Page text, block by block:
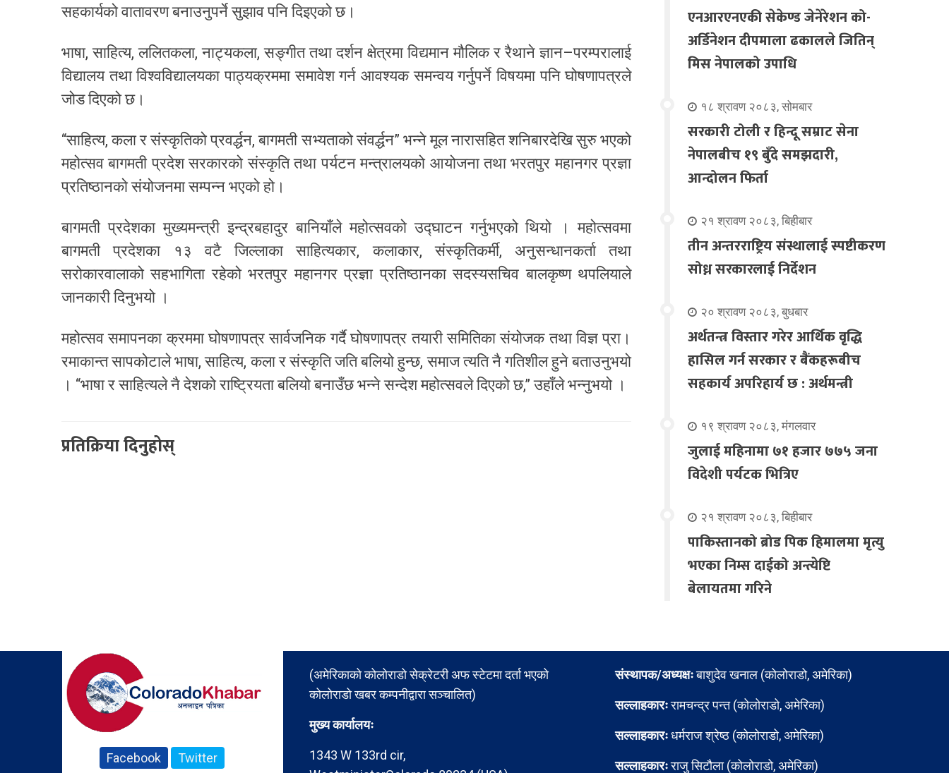
सहकार्यको वातावरण बनाउनुपर्ने सुझाव पनि दिइएको छ।
भाषा, साहित्य, ललितकला, नाट्यकला, सङ्गीत तथा दर्शन क्षेत्रमा विद्यमान मौलिक र रैथाने ज्ञान–परम्परालाई
विद्यालय तथा विश्वविद्यालयका पाठ्यक्रममा समावेश गर्न आवश्यक समन्वय गर्नुपर्ने विषयमा पनि घोषणापत्रले
जोड दिएको छ।
“साहित्य, कला र संस्कृतिको प्रवर्द्धन, बागमती सभ्यताको संवर्द्धन” भन्ने मूल नारासहित शनिबारदेखि सुरु भएको
महोत्सव बागमती प्रदेश सरकारको संस्कृति तथा पर्यटन मन्त्रालयको आयोजना तथा भरतपुर महानगर प्रज्ञा
प्रतिष्ठानको संयोजनमा सम्पन्न भएको हो।
बागमती प्रदेशका मुख्यमन्त्री इन्द्रबहादुर बानियाँले महोत्सवको उद्घाटन गर्नुभएको थियो । महोत्सवमा
बागमती प्रदेशका १३ वटै जिल्लाका साहित्यकार, कलाकार, संस्कृतिकर्मी, अनुसन्धानकर्ता तथा
सरोकारवालाको सहभागिता रहेको भरतपुर महानगर प्रज्ञा प्रतिष्ठानका सदस्यसचिव बालकृष्ण थपलियाले
जानकारी दिनुभयो ।
महोत्सव समापनका क्रममा घोषणापत्र सार्वजनिक गर्दै घोषणापत्र तयारी समितिका संयोजक तथा विज्ञ प्रा।
रमाकान्त सापकोटाले भाषा, साहित्य, कला र संस्कृति जति बलियो हुन्छ, समाज त्यति नै गतिशील हुने बताउनुभयो
। “भाषा र साहित्यले नै देशको राष्ट्रियता बलियो बनाउँछ भन्ने सन्देश महोत्सवले दिएको छ,” उहाँले भन्नुभयो ।
प्रतिक्रिया दिनुहोस्
एनआरएनएकी सेकेण्ड जेनेरेशन को-
अर्डिनेशन दीपमाला ढकालले जितिन्
मिस नेपालको उपाधि
१८ श्रावण २०८३, सोमबार
सरकारी टोली र हिन्दू सम्राट सेना
नेपालबीच १९ बुँदे समझदारी,
आन्दोलन फिर्ता
२१ श्रावण २०८३, बिहीबार
तीन अन्तरराष्ट्रिय संस्थालाई स्पष्टीकरण
सोध्न सरकारलाई निर्देशन
२० श्रावण २०८३, बुधबार
अर्थतन्त्र विस्तार गरेर आर्थिक वृद्धि
हासिल गर्न सरकार र बैंकहरूबीच
सहकार्य अपरिहार्य छ : अर्थमन्त्री
१९ श्रावण २०८३, मंगलवार
जुलाई महिनामा ७१ हजार ७७५ जना
विदेशी पर्यटक भित्रिए
२१ श्रावण २०८३, बिहीबार
पाकिस्तानको ब्रोड पिक हिमालमा मृत्यु
भएका निम्स दाईको अन्त्येष्टि
बेलायतमा गरिने
Facebook Twitter
(अमेरिकाको कोलोराडो सेक्रेटरी अफ स्टेटमा दर्ता भएको
कोलोराडो खबर कम्पनीद्वारा सञ्चालित)
मुख्य कार्यालयः
1343 W 133rd cir,
संस्थापक/अध्यक्षःबाशुदेव खनाल (कोलोराडो, अमेरिका)
सल्लाहकारःरामचन्द्र पन्त (कोलोराडो, अमेरिका)
सल्लाहकारःधर्मराज श्रेष्ठ (कोलोराडो, अमेरिका)
सल्लाहकारःराजु सिटौला (कोलोराडो, अमेरिका)